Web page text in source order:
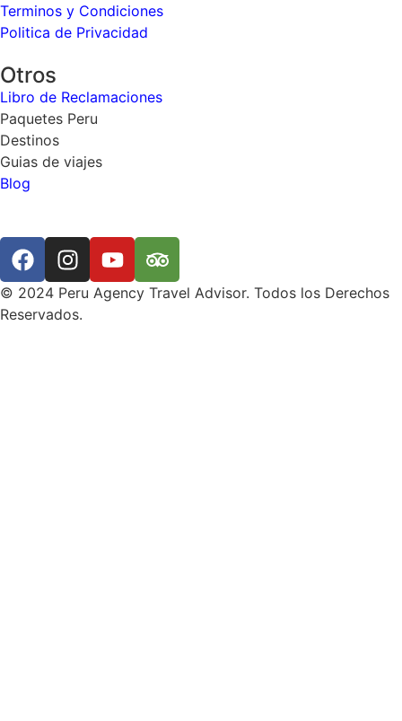
Terminos y Condiciones
Politica de Privacidad
Otros
Libro de Reclamaciones
Paquetes Peru
Destinos
Guias de viajes
Blog
© 2024 Peru Agency Travel Advisor. Todos los Derechos
Reservados.